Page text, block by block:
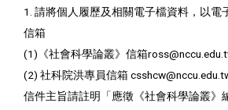
1. 請將個人履歷及相關電子檔資料，以電
信箱
(1)《社會科學論叢》信箱
(2) 社科院洪專員信箱
信件主旨請註明「應徵《社會科學論叢》